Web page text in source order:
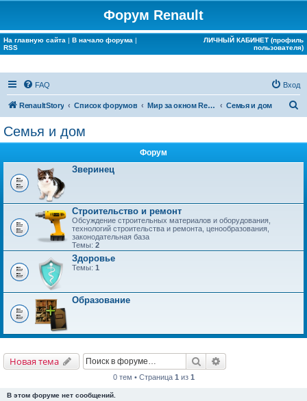
Форум Renault
На главную сайта | В начало форума |
RSS
ЛИЧНЫЙ КАБИНЕТ (профиль
пользователя)
FAQ Вход
RenaultStory Список форумов Мир за окном Renault Семья и дом
Семья и дом
Форум
Зверинец
Строительство и ремонт
Обсуждение строительных материалов и оборудования,
технологий строительства и ремонта, ценообразования,
законодательная база
Темы: 2
Здоровье
Темы: 1
Образование
Новая тема Поиск
0 тем • Страница 1 из 1
В этом форуме нет сообщений.